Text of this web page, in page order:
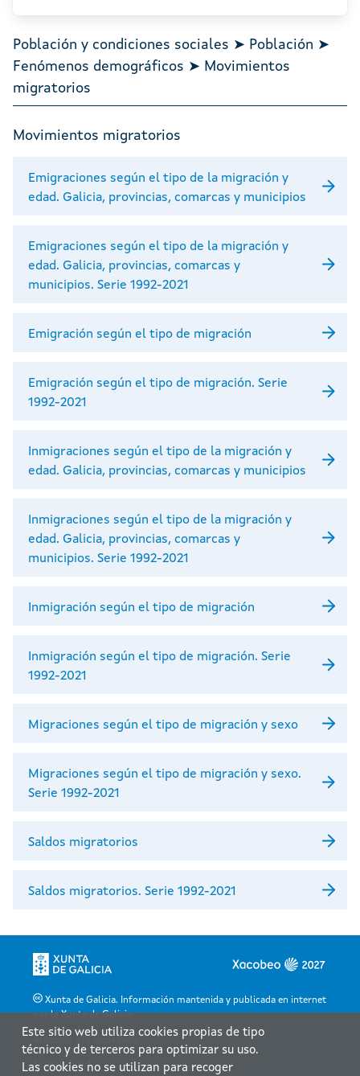
Población y condiciones sociales ➤ Población ➤
Fenómenos demográficos ➤ Movimientos
migratorios
Movimientos migratorios
Emigraciones según el tipo de la migración y
edad. Galicia, provincias, comarcas y municipios
Emigraciones según el tipo de la migración y
edad. Galicia, provincias, comarcas y
municipios. Serie 1992-2021
Emigración según el tipo de migración
Emigración según el tipo de migración. Serie
1992-2021
Inmigraciones según el tipo de la migración y
edad. Galicia, provincias, comarcas y municipios
Inmigraciones según el tipo de la migración y
edad. Galicia, provincias, comarcas y
municipios. Serie 1992-2021
Inmigración según el tipo de migración
Inmigración según el tipo de migración. Serie
1992-2021
Migraciones según el tipo de migración y sexo
Migraciones según el tipo de migración y sexo.
Serie 1992-2021
Saldos migratorios
Saldos migratorios. Serie 1992-2021
Xunta de Galicia. Información mantenida y publicada en internet
por la Xunta de Galicia
Accesibilidad
Este sitio web utiliza cookies propias de tipo
técnico y de terceros para optimizar su uso.
Las cookies no se utilizan para recoger